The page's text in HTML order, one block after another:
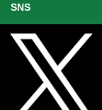
SNS